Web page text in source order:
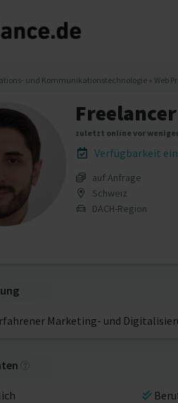
und Kommunikationstechnologie » Web
zuletzt online vor
Verfügbarkeit
auf Anfrage
Schweiz
DACH-Region
Marketing- und